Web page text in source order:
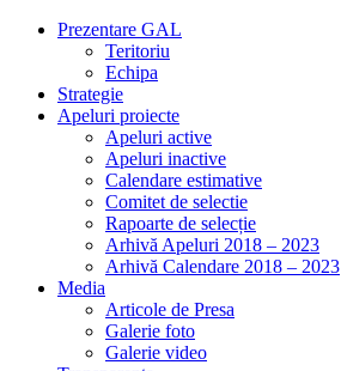
Prezentare GAL
Teritoriu
Echipa
Strategie
Apeluri proiecte
Apeluri active
Apeluri inactive
Calendare estimative
Comitet de selectie
Rapoarte de selecție
Arhivă Apeluri 2018 – 2023
Arhivă Calendare 2018 – 2023
Media
Articole de Presa
Galerie foto
Galerie video